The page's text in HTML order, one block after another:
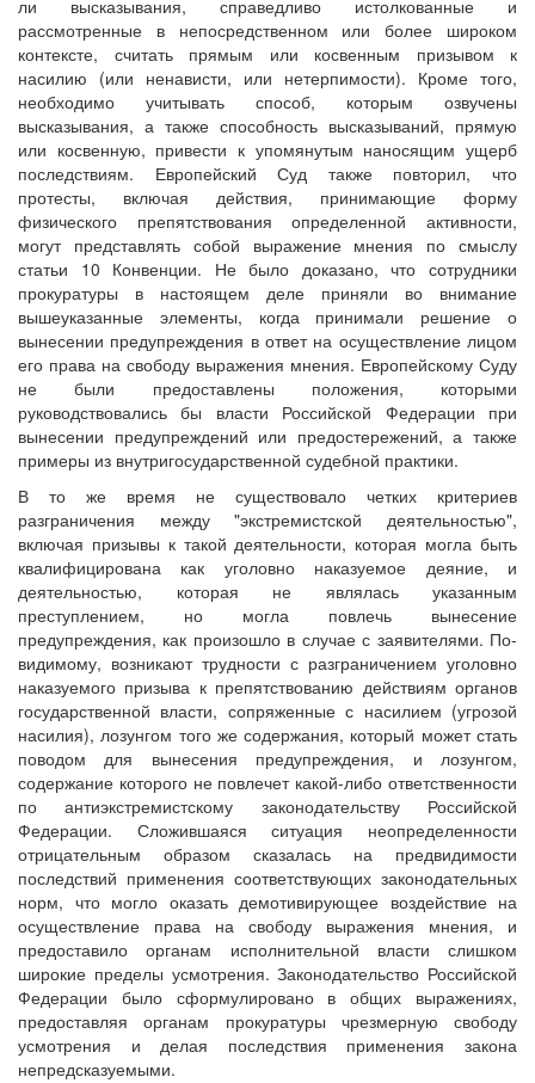
ли высказывания, справедливо истолкованные и
рассмотренные в непосредственном или более широком
контексте, считать прямым или косвенным призывом к
насилию (или ненависти, или нетерпимости). Кроме того,
необходимо учитывать способ, которым озвучены
высказывания, а также способность высказываний, прямую
или косвенную, привести к упомянутым наносящим ущерб
последствиям. Европейский Суд также повторил, что
протесты, включая действия, принимающие форму
физического препятствования определенной активности,
могут представлять собой выражение мнения по смыслу
статьи 10 Конвенции. Не было доказано, что сотрудники
прокуратуры в настоящем деле приняли во внимание
вышеуказанные элементы, когда принимали решение о
вынесении предупреждения в ответ на осуществление лицом
его права на свободу выражения мнения. Европейскому Суду
не были предоставлены положения, которыми
руководствовались бы власти Российской Федерации при
вынесении предупреждений или предостережений, а также
примеры из внутригосударственной судебной практики.
В то же время не существовало четких критериев
разграничения между "экстремистской деятельностью",
включая призывы к такой деятельности, которая могла быть
квалифицирована как уголовно наказуемое деяние, и
деятельностью, которая не являлась указанным
преступлением, но могла повлечь вынесение
предупреждения, как произошло в случае с заявителями. По-
видимому, возникают трудности с разграничением уголовно
наказуемого призыва к препятствованию действиям органов
государственной власти, сопряженные с насилием (угрозой
насилия), лозунгом того же содержания, который может стать
поводом для вынесения предупреждения, и лозунгом,
содержание которого не повлечет какой-либо ответственности
по антиэкстремистскому законодательству Российской
Федерации. Сложившаяся ситуация неопределенности
отрицательным образом сказалась на предвидимости
последствий применения соответствующих законодательных
норм, что могло оказать демотивирующее воздействие на
осуществление права на свободу выражения мнения, и
предоставило органам исполнительной власти слишком
широкие пределы усмотрения. Законодательство Российской
Федерации было сформулировано в общих выражениях,
предоставляя органам прокуратуры чрезмерную свободу
усмотрения и делая последствия применения закона
непредсказуемыми.